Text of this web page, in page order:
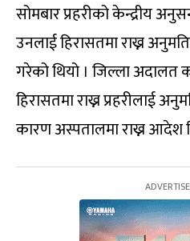
सोमबार प्रहरीको केन्द्रीय
उनलाई हिरासतमा राख्न
गरेको थियो । जिल्ला अदालत
हिरासतमा राख्न प्रहरीलाई
कारण अस्पतालमा राख्न आदेश